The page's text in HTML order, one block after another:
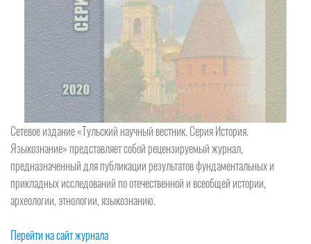
Сетевое издание «Тульский научный вестник. Серия История.
Языкознание» представляет собой рецензируемый журнал,
предназначенный для публикации результатов фундаментальных и
прикладных исследований по отечественной и всеобщей истории,
археологии, этнологии, языкознанию.
Перейти на сайт журнала